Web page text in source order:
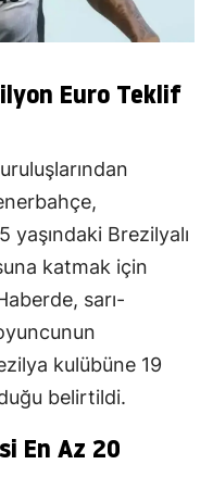
Euro Teklif
yaşındaki Brezilyalı
katmak için
sarı-
kulübüne 19
belirtildi.
En Az 20